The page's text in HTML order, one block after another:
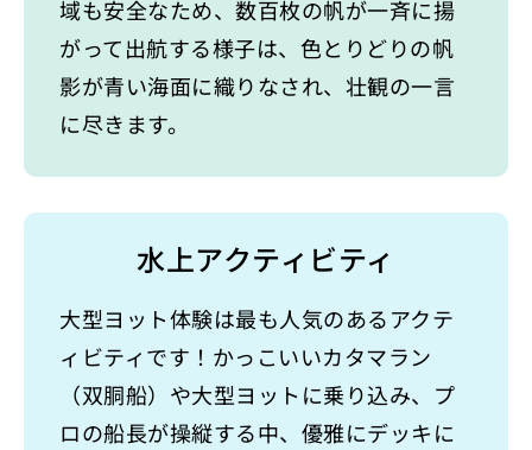
域も安全なため、数百枚の帆が一斉に揚
がって出航する様子は、色とりどりの帆
影が青い海面に織りなされ、壮観の一言
に尽きます。
水上アクティビティ
大型ヨット体験は最も人気のあるアクテ
ィビティです！かっこいいカタマラン
（双胴船）や大型ヨットに乗り込み、プ
ロの船長が操縦する中、優雅にデッキに